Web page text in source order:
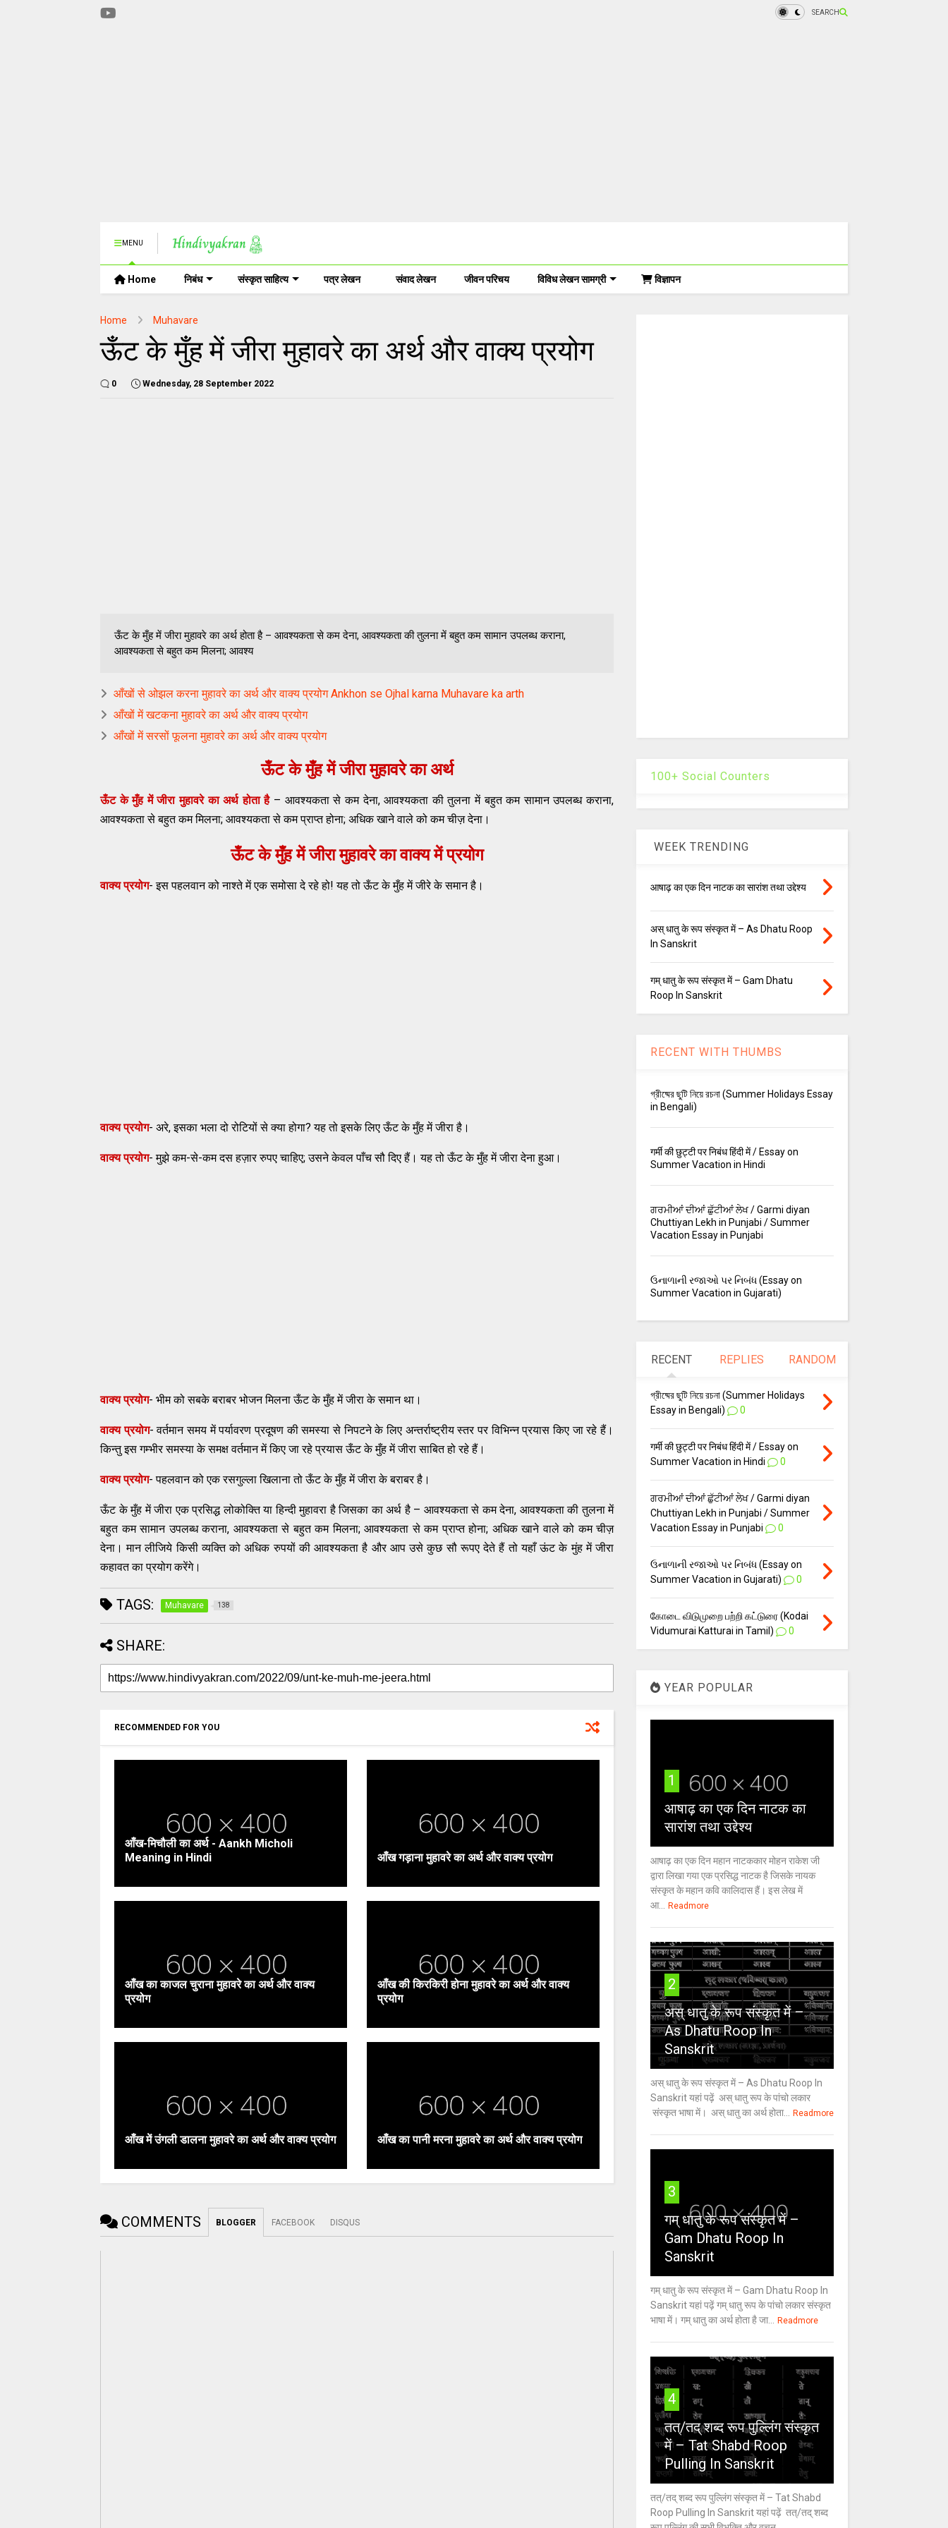
SEARCH
MENU
Home निबंध संस्कृत साहित्य पत्र लेखन संवाद लेखन जीवन परिचय विविध लेखन सामग्री विज्ञापन
Home Muhavare
ऊँट के मुँह में जीरा मुहावरे का अर्थ और वाक्य प्रयोग
0 Wednesday, 28 September 2022
ऊँट के मुँह में जीरा मुहावरे का अर्थ होता है – आवश्यकता से कम देना, आवश्यकता की तुलना में बहुत कम सामान उपलब्ध कराना,
आवश्यकता से बहुत कम मिलना; आवश्य
आँखों से ओझल करना मुहावरे का अर्थ और वाक्य प्रयोग Ankhon se Ojhal karna Muhavare ka arth
आँखों में खटकना मुहावरे का अर्थ और वाक्य प्रयोग
आँखों में सरसों फूलना मुहावरे का अर्थ और वाक्य प्रयोग
ऊँट के मुँह में जीरा मुहावरे का अर्थ
ऊँट के मुँह में जीरा मुहावरे का अर्थ होता है– आवश्यकता से कम देना, आवश्यकता की तुलना में बहुत कम सामान उपलब्ध कराना,
आवश्यकता से बहुत कम मिलना; आवश्यकता से कम प्राप्त होना; अधिक खाने वाले को कम चीज़ देना।
ऊँट के मुँह में जीरा मुहावरे का वाक्य में प्रयोग
वाक्य प्रयोग- इस पहलवान को नाश्ते में एक समोसा दे रहे हो! यह तो ऊँट के मुँह में जीरे के समान है।
वाक्य प्रयोग- अरे, इसका भला दो रोटियों से क्या होगा? यह तो इसके लिए ऊँट के मुँह में जीरा है।
वाक्य प्रयोग- मुझे कम-से-कम दस हज़ार रुपए चाहिए; उसने केवल पाँच सौ दिए हैं। यह तो ऊँट के मुँह में जीरा देना हुआ।
वाक्य प्रयोग- भीम को सबके बराबर भोजन मिलना ऊँट के मुँह में जीरा के समान था।
वाक्य प्रयोग- वर्तमान समय में पर्यावरण प्रदूषण की समस्या से निपटने के लिए अन्तर्राष्ट्रीय स्तर पर विभिन्न प्रयास किए जा रहे हैं।
किन्तु इस गम्भीर समस्या के समक्ष वर्तमान में किए जा रहे प्रयास ऊँट के मुँह में जीरा साबित हो रहे हैं।
वाक्य प्रयोग- पहलवान को एक रसगुल्ला खिलाना तो ऊँट के मुँह में जीरा के बराबर है।
ऊँट के मुँह में जीरा एक प्रसिद्ध लोकोक्ति या हिन्दी मुहावरा है जिसका का अर्थ है – आवश्यकता से कम देना, आवश्यकता की तुलना में
बहुत कम सामान उपलब्ध कराना, आवश्यकता से बहुत कम मिलना; आवश्यकता से कम प्राप्त होना; अधिक खाने वाले को कम चीज़
देना। मान लीजिये किसी व्यक्ति को अधिक रुपयों की आवश्यकता है और आप उसे कुछ सौ रूपए देते हैं तो यहाँ ऊंट के मुंह में जीरा
कहावत का प्रयोग करेंगे।
TAGS: Muhavare 138
SHARE:
RECOMMENDED FOR YOU
आँख-मिचौली का अर्थ - Aankh Micholi
Meaning in Hindi
आँख गड़ाना मुहावरे का अर्थ और वाक्य प्रयोग
आँख का काजल चुराना मुहावरे का अर्थ और वाक्य
प्रयोग
आँख की किरकिरी होना मुहावरे का अर्थ और वाक्य
प्रयोग
आँख में उंगली डालना मुहावरे का अर्थ और वाक्य प्रयोग आँख का पानी मरना मुहावरे का अर्थ और वाक्य प्रयोग
COMMENTS BLOGGER FACEBOOK DISQUS
100+ Social Counters
WEEK TRENDING
आषाढ़ का एक दिन नाटक का सारांश तथा उद्देश्य
अस् धातु के रूप संस्कृत में – As Dhatu Roop
In Sanskrit
गम् धातु के रूप संस्कृत में – Gam Dhatu
Roop In Sanskrit
RECENT WITH THUMBS
গ্রীষ্মের ছুটি নিয়ে রচনা (Summer Holidays Essay
in Bengali)
गर्मी की छुट्टी पर निबंध हिंदी में / Essay on
Summer Vacation in Hindi
ਗਰਮੀਆਂ ਦੀਆਂ ਛੁੱਟੀਆਂ ਲੇਖ / Garmi diyan
Chuttiyan Lekh in Punjabi / Summer
Vacation Essay in Punjabi
ઉનાળાની રજાઓ પર નિબંધ (Essay on
Summer Vacation in Gujarati)
RECENT REPLIES RANDOM
গ্রীষ্মের ছুটি নিয়ে রচনা (Summer Holidays
Essay in Bengali)
0
गर्मी की छुट्टी पर निबंध हिंदी में / Essay on
Summer Vacation in Hindi
0
ਗਰਮੀਆਂ ਦੀਆਂ ਛੁੱਟੀਆਂ ਲੇਖ / Garmi diyan
Chuttiyan Lekh in Punjabi / Summer
Vacation Essay in Punjabi
0
ઉનાળાની રજાઓ પર નિબંધ (Essay on
Summer Vacation in Gujarati)
0
கோடை விடுமுறை பற்றி கட்டுரை (Kodai
Vidumurai Katturai in Tamil)
0
YEAR POPULAR
1
आषाढ़ का एक दिन नाटक का
सारांश तथा उद्देश्य
आषाढ़ का एक दिन महान नाटककार मोहन राकेश जी
द्वारा लिखा गया एक प्रसिद्ध नाटक है जिसके नायक
संस्कृत के महान कवि कालिदास हैं। इस लेख में
आ... Readmore
2
अस् धातु के रूप संस्कृत में –
As Dhatu Roop In
Sanskrit
अस् धातु के रूप संस्कृत में – As Dhatu Roop In
Sanskrit यहां पढ़ें अस् धातु रूप के पांचो लकार
संस्कृत भाषा में। अस् धातु का अर्थ होता... Readmore
3
गम् धातु के रूप संस्कृत में –
Gam Dhatu Roop In
Sanskrit
गम् धातु के रूप संस्कृत में – Gam Dhatu Roop In
Sanskrit यहां पढ़ें गम् धातु रूप के पांचो लकार संस्कृत
भाषा में। गम् धातु का अर्थ होता है जा... Readmore
4
तत्/तद् शब्द रूप पुल्लिंग संस्कृत
में – Tat Shabd Roop
Pulling In Sanskrit
तत्/तद् शब्द रूप पुल्लिंग संस्कृत में – Tat Shabd
Roop Pulling In Sanskrit यहां पढ़ें तत्/तद् शब्द